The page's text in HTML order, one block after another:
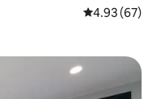
從 67 則評價
4.93 (67)